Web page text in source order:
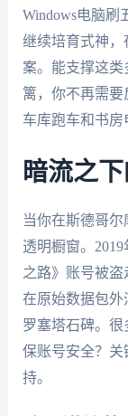
Windows电脑刷
继续培育式神，
案。能支撑这
篱，你不再需要
车库跑车和书房
暗流之
当你在斯德哥
透明橱窗。
之路》账号被盗
在原始数据包
罗塞塔石碑。
保账号安全？关
持。